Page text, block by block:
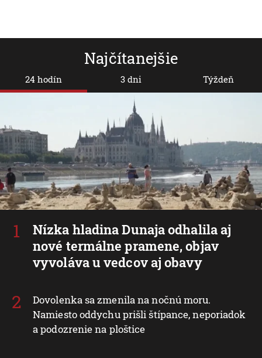
Najčítanejšie
24 hodín
Nízka hladina Dunaja odhalila aj
nové termálne pramene, objav
vyvoláva u vedcov aj obavy
Dovolenka sa zmenila na nočnú moru.
Namiesto oddychu prišli štípance, neporiadok
a podozrenie na ploštice
3 dni Týždeň